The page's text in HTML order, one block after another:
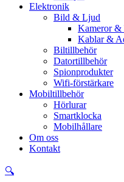
Elektronik
Bild & Ljud
Kameror &
Kablar &
Biltillbehör
Datortillbehör
Spionprodukter
Wifi-förstärkare
Mobiltillbehör
Hörlurar
Smartklocka
Mobilhållare
Om oss
Kontakt
🔍